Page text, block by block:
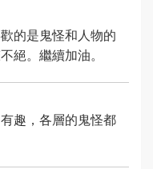
的是鬼怪和人物的
絕。繼續加油。
趣，各層的鬼怪都